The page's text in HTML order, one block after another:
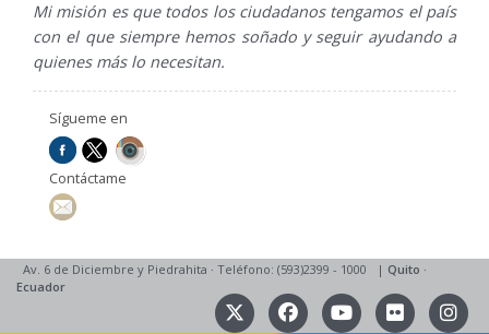
Mi misión es que todos los ciudadanos tengamos el país
con el que siempre hemos soñado y seguir ayudando a
quienes más lo necesitan.
Sígueme en
Contáctame
Av. 6 de Diciembre y Piedrahita · Teléfono: (593)2399 - 1000 | Quito ·
Ecuador